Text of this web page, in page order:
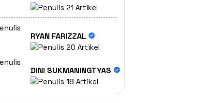
21 Artikel
RYAN FARIZZAL
20 Artikel
DINI SUKMANINGTYAS
18 Artikel